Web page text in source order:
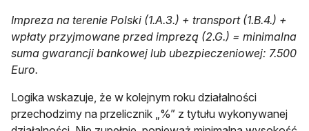
Impreza na terenie Polski (1.A.3.) + transport (1.B.4.) +
wpłaty przyjmowane przed imprezą (2.G.) = minimalna
suma gwarancji bankowej lub ubezpieczeniowej: 7.500
Euro.
Logika wskazuje, że w kolejnym roku działalności
przechodzimy na przelicznik „%” z tytułu wykonywanej